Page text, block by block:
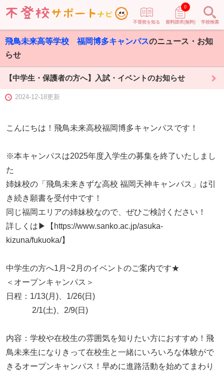
不登校を知る 資料請求(無料)
0
学校検索
飛鳥未来高等学校 福岡博多キャンパスのニュース・お知
らせ
【中学生・保護者の方へ】入試・イベントのお知らせ
2024-12-18更新
こんにちは！飛鳥未来高校福岡博多キャンパスです！
※本キャンパスは2025年度入学生の募集を終了いたしまし
た
姉妹校の「飛鳥未来きずな高校 福岡天神キャンパス」は引
き続き願書を受付中です！
同じ福岡エリアの姉妹校なので、ぜひご検討ください！
詳しくは▶【https://www.sanko.ac.jp/asuka-
kizuna/fukuoka/】
中学生の方へ1月~2月のイベントのご案内です★
＜オープンキャンパス＞
日程：1/13(月)、1/26(日)
2/1(土)、2/9(日)
内容：学校や在校生の雰囲気を知りたい方におすすめ！飛
鳥未来生になりきって在校生と一緒にいろいろな体験がで
きるオープンキャンパス！早めに進路活動を始めてまわり